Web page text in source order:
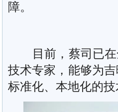
障。
目前，蔡司已在
技术专家，能够为
标准化、本地化的技